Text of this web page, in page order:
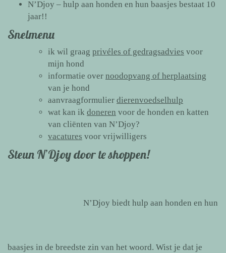
N’Djoy – hulp aan honden en hun baasjes bestaat 10
jaar!!
Snelmenu
ik wil graag privéles of gedragsadvies voor
mijn hond
informatie over noodopvang of herplaatsing
van je hond
aanvraagformulier dierenvoedselhulp
wat kan ik doneren voor de honden en katten
van cliënten van N’Djoy?
vacatures voor vrijwilligers
Steun N’Djoy door te shoppen!
N’Djoy biedt hulp aan honden en hun
baasjes in de breedste zin van het woord. Wist je dat je